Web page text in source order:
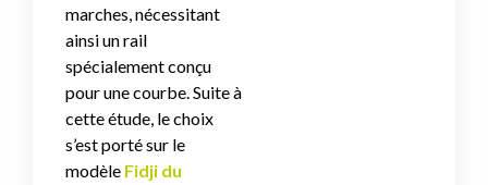
marches, nécessitant
ainsi un rail
spécialement conçu
pour une courbe. Suite à
cette étude, le choix
s’est porté sur le
modèle Fidji du